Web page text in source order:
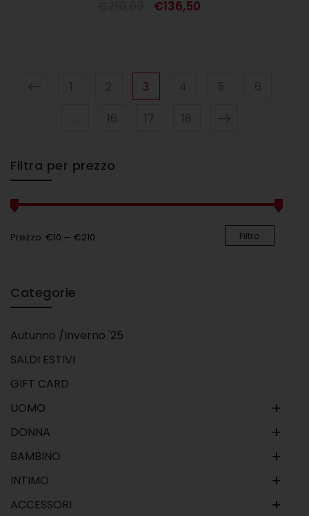
€136,50
1 2 3 4 5
6
16 17 18
Filtra per prezzo
Filtro
Prezzo: €10 — €210
Categorie
Autunno /Inverno '25
SALDI ESTIVI
GIFT CARD
+
UOMO
+
DONNA
+
BAMBINO
+
INTIMO
+
ACCESSORI